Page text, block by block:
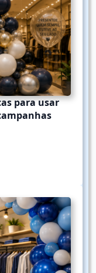
para usar